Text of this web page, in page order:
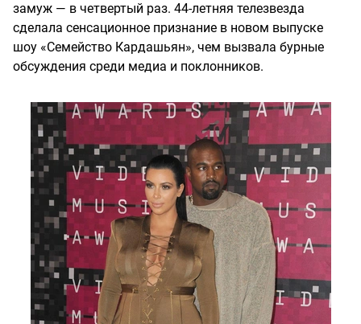
замуж — в четвертый раз. 44-летняя телезвезда
сделала сенсационное признание в новом выпуске
шоу «Семейство Кардашьян», чем вызвала бурные
обсуждения среди медиа и поклонников.